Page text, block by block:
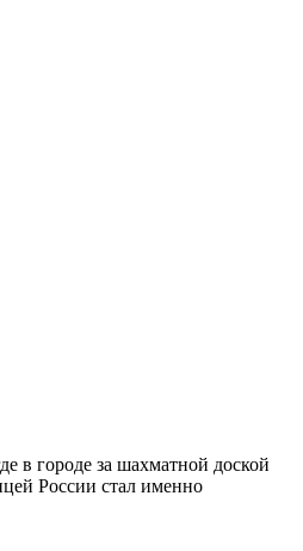
в городе за шахматной доской
России стал именно